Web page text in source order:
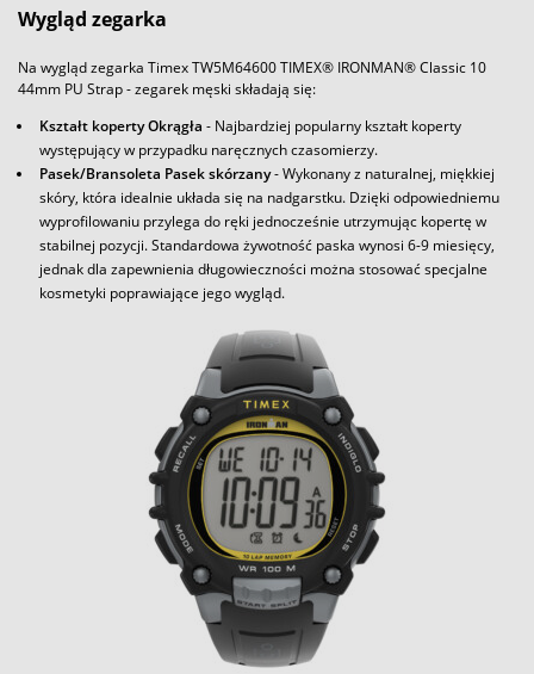
Wygląd zegarka
Na wygląd zegarka Timex TW5M64600 TIMEX® IRONMAN® Classic 10
44mm PU Strap - zegarek męski składają się:
Kształt koperty Okrągła - Najbardziej popularny kształt koperty
występujący w przypadku naręcznych czasomierzy.
Pasek/Bransoleta Pasek skórzany- Wykonany z naturalnej, miękkiej
skóry, która idealnie układa się na nadgarstku. Dzięki odpowiedniemu
wyprofilowaniu przylega do ręki jednocześnie utrzymując kopertę w
stabilnej pozycji. Standardowa żywotność paska wynosi 6-9 miesięcy,
jednak dla zapewnienia długowieczności można stosować specjalne
kosmetyki poprawiające jego wygląd.